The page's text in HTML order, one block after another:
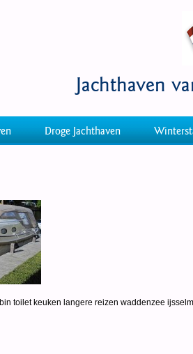
Jachthaven
Droge Jachthaven
toilet keuken langere reizen waddenzee